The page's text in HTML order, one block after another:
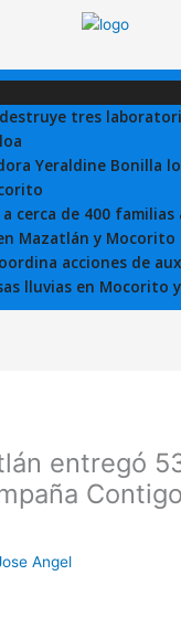
tres
Yeraldine Bonilla
a cerca de 400
Mazatlán y Mocorito
acciones de
lluvias en Mocorito y
entregó
Angel